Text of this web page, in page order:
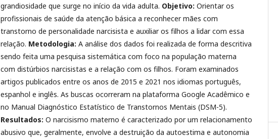
grandiosidade que surge no início da vida adulta. Objetivo: Orientar os
profissionais de saúde da atenção básica a reconhecer mães com
transtorno de personalidade narcisista e auxiliar os filhos a lidar com essa
relação. Metodologia: A análise dos dados foi realizada de forma descritiva
sendo feita uma pesquisa sistemática com foco na população materna
com distúrbios narcisistas e a relação com os filhos. Foram examinados
artigos publicados entre os anos de 2015 e 2021 nos idiomas português,
espanhol e inglês. As buscas ocorreram na plataforma Google Acadêmico e
no Manual Diagnóstico Estatístico de Transtornos Mentais (DSM-5).
Resultados: O narcisismo materno é caracterizado por um relacionamento
abusivo que, geralmente, envolve a destruição da autoestima e autonomia